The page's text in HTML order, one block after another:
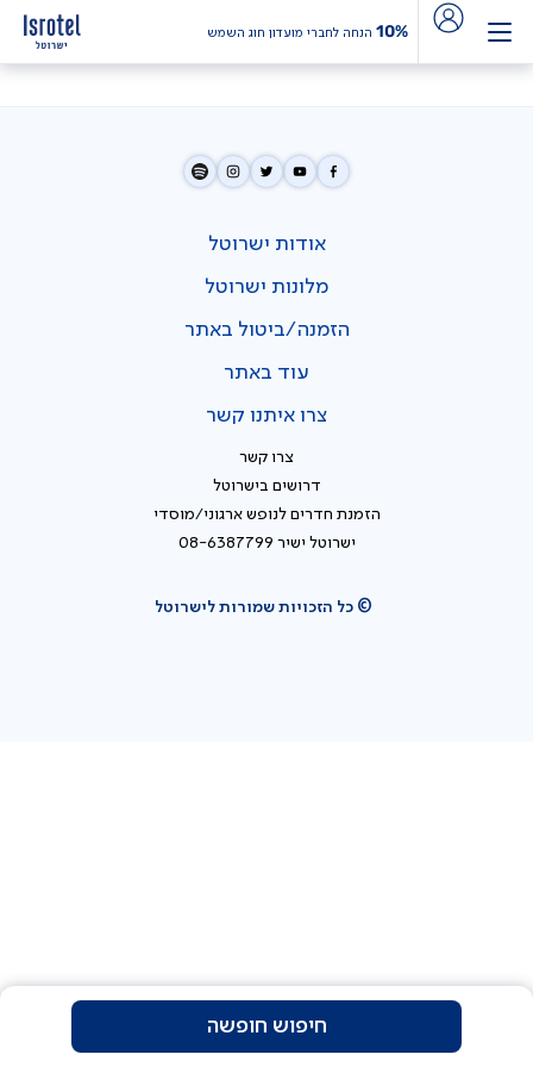
10% הנחה לחברי מועדון חוג השמש
אודות ישרוטל
מלונות ישרוטל
הזמנה/ביטול באתר
עוד באתר
צרו איתנו קשר
צרו קשר
דרושים בישרוטל
הזמנת חדרים לנופש ארגוני/מוסדי
ישרוטל ישיר 08-6387799
© כל הזכויות שמורות לישרוטל
חיפוש חופשה